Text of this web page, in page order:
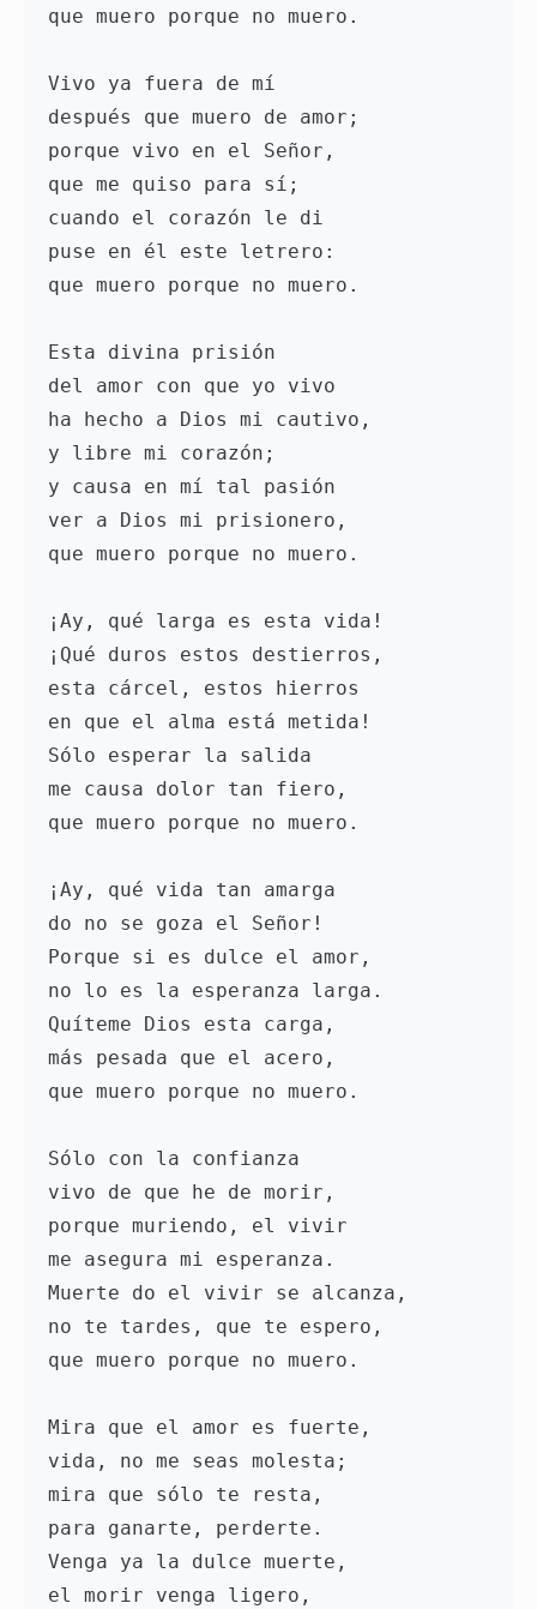
que muero porque no muero.
Vivo ya fuera de mí
después que muero de amor;
porque vivo en el Señor,
que me quiso para sí;
cuando el corazón le di
puse en él este letrero:
que muero porque no muero.
Esta divina prisión
del amor con que yo vivo
ha hecho a Dios mi cautivo,
y libre mi corazón;
y causa en mí tal pasión
ver a Dios mi prisionero,
que muero porque no muero.
¡Ay, qué larga es esta vida!
¡Qué duros estos destierros,
esta cárcel, estos hierros
en que el alma está metida!
Sólo esperar la salida
me causa dolor tan fiero,
que muero porque no muero.
¡Ay, qué vida tan amarga
do no se goza el Señor!
Porque si es dulce el amor,
no lo es la esperanza larga.
Quíteme Dios esta carga,
más pesada que el acero,
que muero porque no muero.
Sólo con la confianza
vivo de que he de morir,
porque muriendo, el vivir
me asegura mi esperanza.
Muerte do el vivir se alcanza,
no te tardes, que te espero,
que muero porque no muero.
Mira que el amor es fuerte,
vida, no me seas molesta;
mira que sólo te resta,
para ganarte, perderte.
Venga ya la dulce muerte,
el morir venga ligero,